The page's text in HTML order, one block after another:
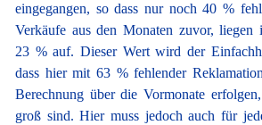
eingegangen, so dass nur noch 40 %
Verkäufe aus den Monaten zuvor, liegen
23 % auf. Dieser Wert wird der
dass hier mit 63 % fehlender
Berechnung über die Vormonate
groß sind. Hier muss jedoch auch für